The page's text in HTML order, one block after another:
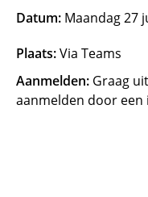
Datum: Maandag 27
Plaats:Via Teams
Aanmelden: Graag
aanmelden door